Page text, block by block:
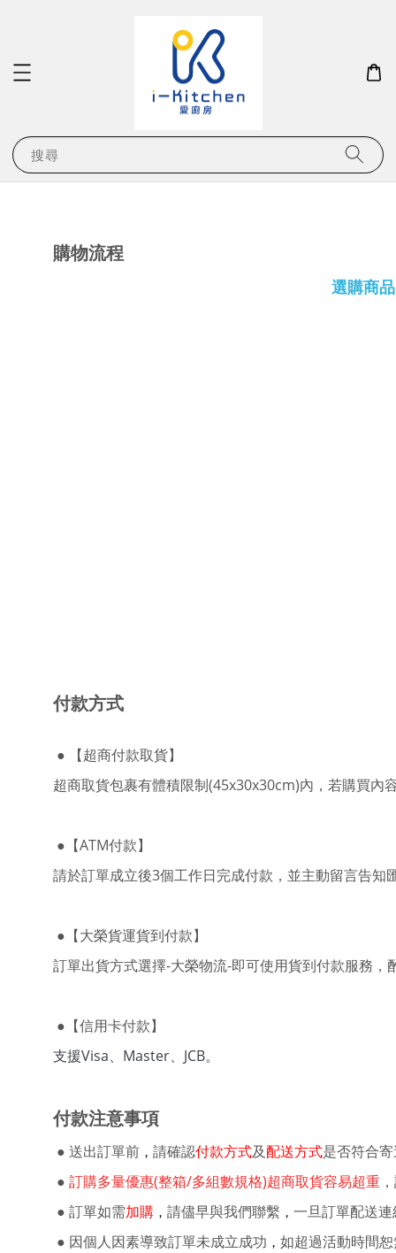
搜尋
購物流程
選購商
付款方式
● 【超商付款取貨】
超商取貨包裹有體積限制(45x30x30cm)內，若購買內
● 【ATM付款】
請於訂單成立後3個工作日完成付款，並主動留言告知
● 【大榮貨運貨到付款】
訂單出貨方式選擇-大榮物流-即可使用貨到付款服務，
● 【信用卡付款】
支援Visa、Master、JCB。
付款注意事項
● 送出訂單前 ， 請確認付款方式及配送方式是否符合
● 訂購多量優惠(整箱/多組數規格)超商取貨容易超重
● 訂單如需加購 ， 請儘早與我們聯繫 ， 一旦訂單配送
● 因個人因素導致訂單未成立成功 ， 如超過活動時間